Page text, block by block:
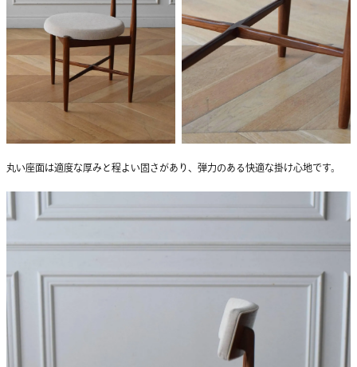
丸い座面は適度な厚みと程よい固さがあり、弾力のある快適な掛け心地です。